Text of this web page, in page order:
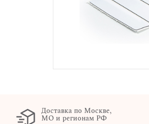
Доставка по Москве,
МО и регионам РФ